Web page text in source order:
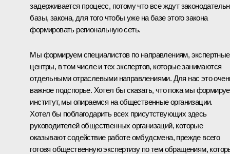
задерживается процесс, потому что все ждут
базы, закона, для того чтобы уже на базе этого закона
формировать региональную сеть.
Мы формируем специалистов по направлениям, экспертные
центры, в том числе и тех экспертов, которые занимаются
отдельными отраслевыми направлениями. Для нас это
важное подспорье. Хотел бы сказать, что пока мы
институт, мы опираемся на общественные организации.
Хотел бы поблагодарить всех присутствующих здесь
руководителей общественных организаций, которые
оказывают содействие работе омбудсмена, прежде всего
готовя общественную экспертизу по тем обращениям,